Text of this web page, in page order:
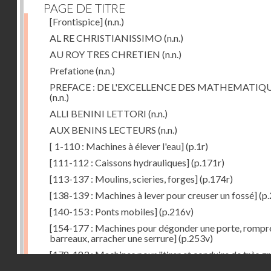
PAGE DE TITRE
[Frontispice](n.n.)
AL RE CHRISTIANISSIMO (n.n.)
AU ROY TRES CHRETIEN (n.n.)
Prefatione(n.n.)
PREFACE : DE L'EXCELLENCE DES
(n.n.)
ALLI BENINI LETTORI (n.n.)
AUX BENINS LECTEURS (n.n.)
[ 1-110 : Machines à élever l'eau](p.1r)
[111-112 : Caissons hydrauliques](p.171r)
[113-137 : Moulins, scieries, forges](p.174r)
[138-139 : Machines à lever pour creuser un fossé]
[140-153 : Ponts mobiles](p.216v)
[154-177 : Machines pour dégonder une porte,
barreaux, arracher une serrure](p.253v)
[178-183 : Machines pour "tirer et conduire de très